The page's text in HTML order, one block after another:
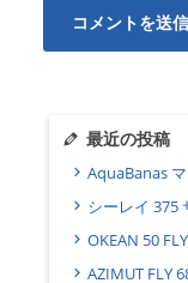
最近の投稿
AquaBanas
シーレイ 375
OKEAN 50 FLY
AZIMUT FLY